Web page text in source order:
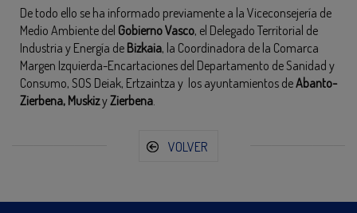
De todo ello se ha informado previamente a la Viceconsejería de
Medio Ambiente del Gobierno Vasco, el Delegado Territorial de
Industria y Energía de Bizkaia, la Coordinadora de la Comarca
Margen Izquierda-Encartaciones del Departamento de Sanidad y
Consumo, SOS Deiak, Ertzaintza y los ayuntamientos deAbanto-
Zierbena, MuskizyZierbena
VOLVER